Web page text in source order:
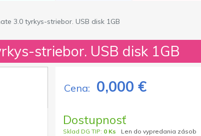
3.0 tyrkys-striebor. USB disk 1GB
striebor. USB disk 1GB
Cena: 0,000 €
Dostupnosť
Sklad DG TIP: 0 Ks Len do vypredania zásob